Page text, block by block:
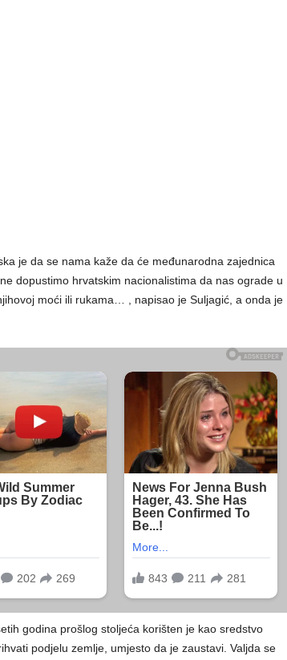
je da se nama kaže da će međunarodna zajednica
dopustimo hrvatskim nacionalistima da nas ograde u
moći ili rukama… , napisao je Suljagić, a onda je
godina prošlog stoljeća korišten je kao sredstvo
podjelu zemlje, umjesto da je zaustavi. Valjda se